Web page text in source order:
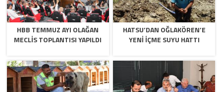
HBB TEMMUZ AYI OLAĞAN
MECLİS TOPLANTISI YAPILDI
HATSU’DAN OĞLAKÖREN’E
YENİ İÇME SUYU HATTI